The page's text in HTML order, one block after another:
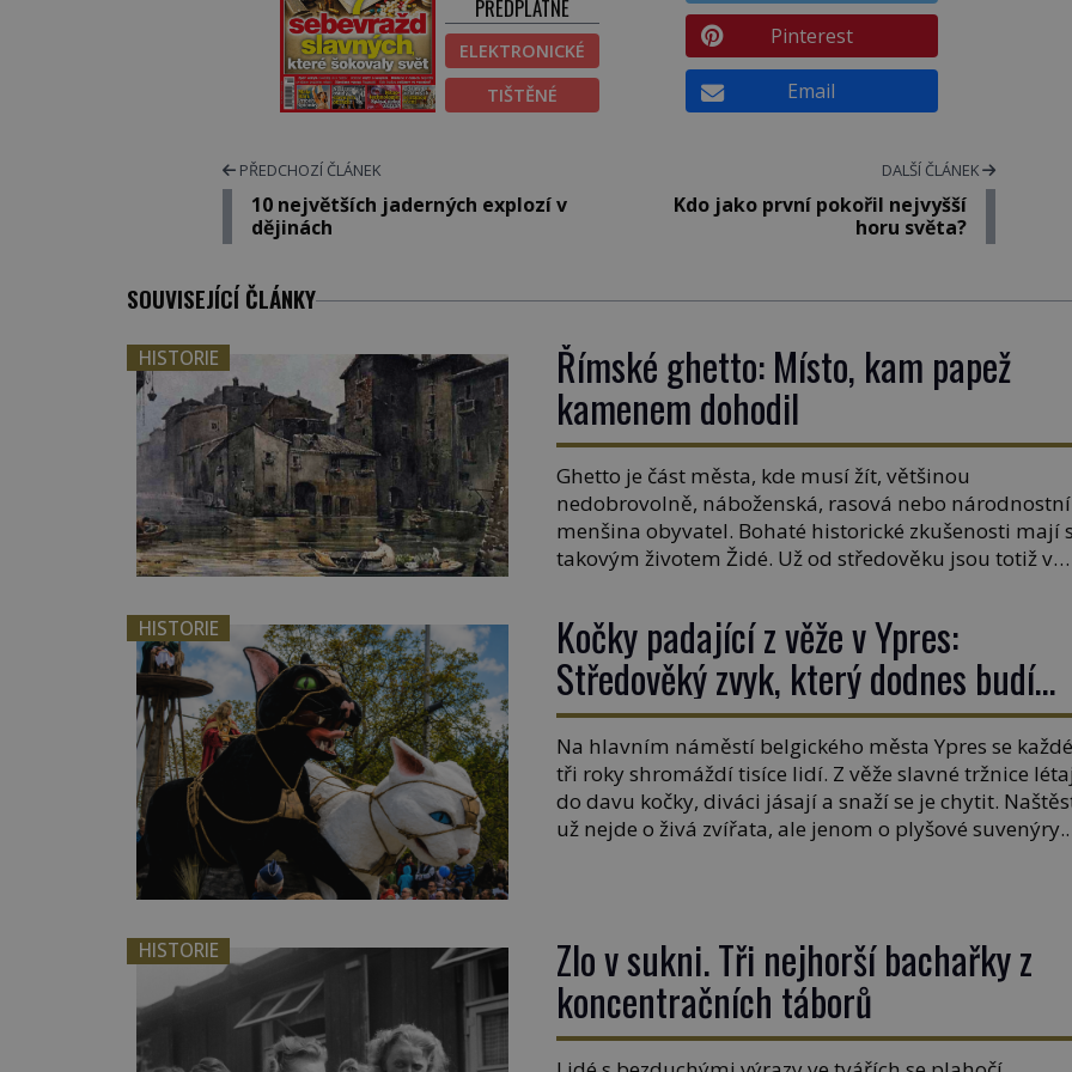
PŘEDPLATNÉ
ELEKTRONICKÉ
TIŠTĚNÉ
Pinterest
Email
PŘEDCHOZÍ ČLÁNEK
10 největších jaderných explozí v
dějinách
DALŠÍ ČLÁNEK
Kdo jako první pokořil nejvyšší
horu světa?
SOUVISEJÍCÍ ČLÁNKY
HISTORIE Římské ghetto: Místo, kam papež
kamenem dohodil
Ghetto je část města, kde musí žít, většinou
nedobrovolně, náboženská, rasová nebo národnostní
menšina obyvatel. Bohaté historické zkušenosti mají s
takovým životem Židé. Už od středověku jsou totiž v
vztah k Židům, nemá se Řím čím chlubit. […]
HISTORIE Kočky padající z věže v Ypres:
Středověký zvyk, který dodnes budí
rozpaky
Na hlavním náměstí belgického města Ypres se každé
tři roky shromáždí tisíce lidí. Z věže slavné tržnice
do davu kočky, diváci jásají a snaží se je chytit.
už nejde o živá zvířata, ale jenom o plyšové suvenýry.
HISTORIE Zlo v sukni. Tři nejhorší bachařky z
koncentračních táborů